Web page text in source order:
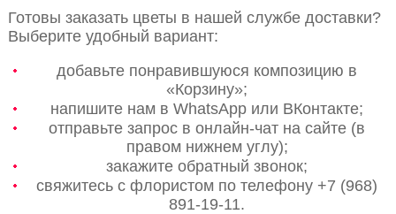
Готовы заказать цветы в нашей службе доставки?
Выберите удобный вариант:
добавьте понравившуюся композицию в
«Корзину»;
напишите нам в WhatsApp или ВКонтакте;
отправьте запрос в онлайн-чат на сайте (в
правом нижнем углу);
закажите обратный звонок;
свяжитесь с флористом по телефону +7 (968)
891-19-11.